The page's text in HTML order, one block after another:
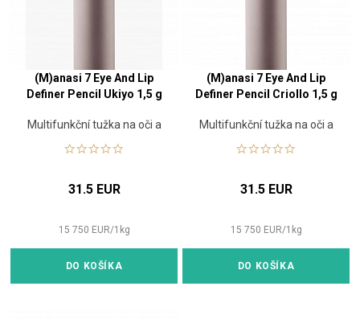
(M)anasi 7 Eye And Lip
Definer Pencil Ukiyo 1,5 g
Multifunkční tužka na oči a
31.5 EUR
15 750 EUR/1 kg
DO KOŠÍKA
(M)anasi 7 Eye And Lip
Definer Pencil Criollo 1,5 g
Multifunkční tužka na oči a
31.5 EUR
15 750 EUR/1 kg
DO KOŠÍKA